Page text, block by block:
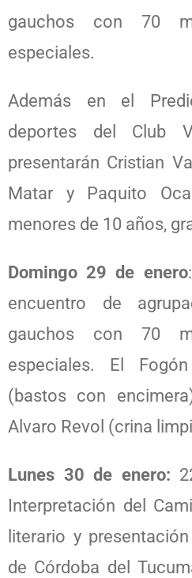
gauchos con 70
especiales.
Además en el
deportes del Club
presentarán Cristian
Matar y Paquito
menores de 10 años,
Domingo 29 de enero
encuentro de
gauchos con 70
especiales. El
(bastos con
Alvaro Revol (crina
Lunes 30 de enero:
Interpretación del
literario y
de Córdoba del